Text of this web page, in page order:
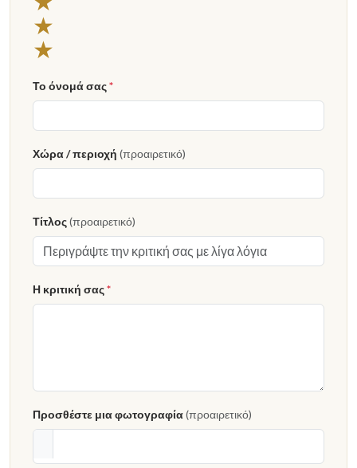
★
★
Το όνομά σας*
Χώρα / περιοχή (προαιρετικό)
Τίτλος(προαιρετικό)
Η κριτική σας*
Προσθέστε μια φωτογραφία(προαιρετικό)